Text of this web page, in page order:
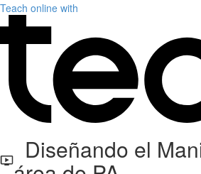
Teach online with
Diseñando el